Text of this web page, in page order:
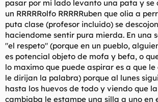
pasar por mi lado levanto una pata y se
un RRRRRolfo RRRRRuben que olia a
puta clase (profesor incluido) se
haciendome sentir pura mierda. En una
"el respeto" (porque en un pueblo,
es potencial objeto de mofa y befa, o
lo maximo que puede aspirar es a que
le dirijan la palabra) porque al lunes
hasta los huevos de todo y viendo que
cambiaba le estampe una silla a uno en